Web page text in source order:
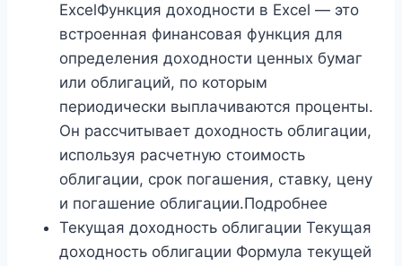
ExcelФункция доходности в Excel — это
встроенная финансовая функция для
определения доходности ценных бумаг
или облигаций, по которым
периодически выплачиваются проценты.
Он рассчитывает доходность облигации,
используя расчетную стоимость
облигации, срок погашения, ставку, цену
и погашение облигации.Подробнее
Текущая доходность облигации Текущая
доходность облигации Формула текущей